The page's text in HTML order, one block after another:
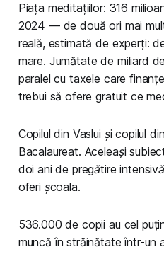
Piața meditațiilor: 316
2024 — de două ori mai
reală, estimată de experți:
mare. Jumătate de miliard
paralel cu taxele care
trebui să ofere gratuit ce
Copilul din Vaslui și copilul
Bacalaureat. Aceleași
doi ani de pregătire
oferi școala.
536.000 de copii au cel
muncă în străinătate într-un